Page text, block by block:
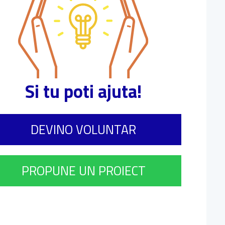
Si tu poti ajuta!
DEVINO VOLUNTAR
PROPUNE UN PROIECT